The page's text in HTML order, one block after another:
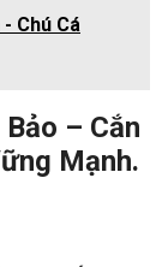
Chú Cá
– Cắn
Mạnh.